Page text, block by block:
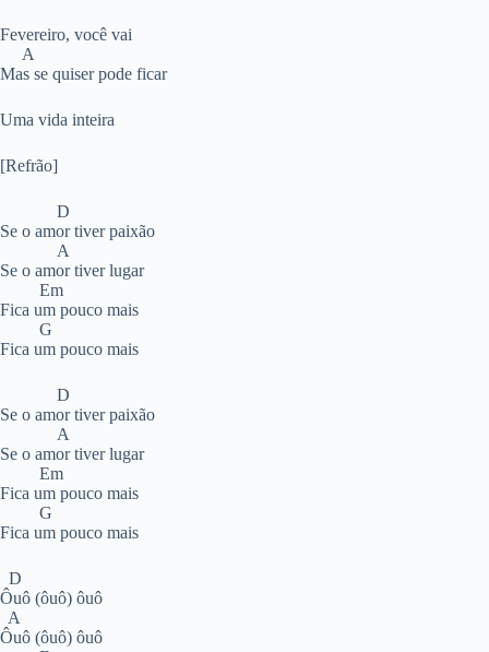
Fevereiro, você vai
A
Mas se quiser pode ficar
Uma vida inteira
[Refrão]
D
Se o amor tiver paixão
A
Se o amor tiver lugar
Em
Fica um pouco mais
G
Fica um pouco mais
D
Se o amor tiver paixão
A
Se o amor tiver lugar
Em
Fica um pouco mais
G
Fica um pouco mais
D
Ôuô (ôuô) ôuô
A
Ôuô (ôuô) ôuô